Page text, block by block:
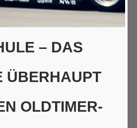
– DAS
ÜBERHAUPT
OLDTIMER-